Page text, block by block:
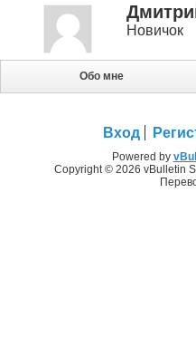
Новичок
Обо мне
Вход
Powered by
Copyright © 2026 vBulletin